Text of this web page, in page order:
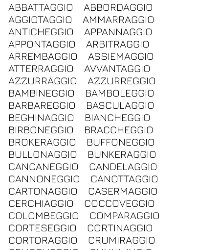
ABBATTAGGIO
ABBORDAGGIO
AGGIOTAGGIO
AMMARRAGGIO
ANTICHEGGIO
APPANNAGGIO
APPONTAGGIO
ARBITRAGGIO
ARREMBAGGIO
ASSIEMAGGIO
ATTERRAGGIO
AVVANTAGGIO
AZZURRAGGIO
AZZURREGGIO
BAMBINEGGIO
BAMBOLEGGIO
BARBAREGGIO
BASCULAGGIO
BEGHINAGGIO
BIANCHEGGIO
BIRBONEGGIO
BRACCHEGGIO
BROKERAGGIO
BUFFONEGGIO
BULLONAGGIO
BUNKERAGGIO
CANCANEGGIO
CANDELAGGIO
CANNONEGGIO
CANOTTAGGIO
CARTONAGGIO
CASERMAGGIO
CERCHIAGGIO
COCCOVEGGIO
COLOMBEGGIO
COMPARAGGIO
CORTESEGGIO
CORTINAGGIO
CORTORAGGIO
CRUMIRAGGIO